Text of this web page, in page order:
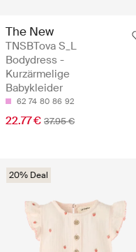
The New
TNSBTova S_L
Bodydress -
Kurzärmelige
Babykleider
62 74 80 86 92
22.77 € 37.95 €
20% Deal